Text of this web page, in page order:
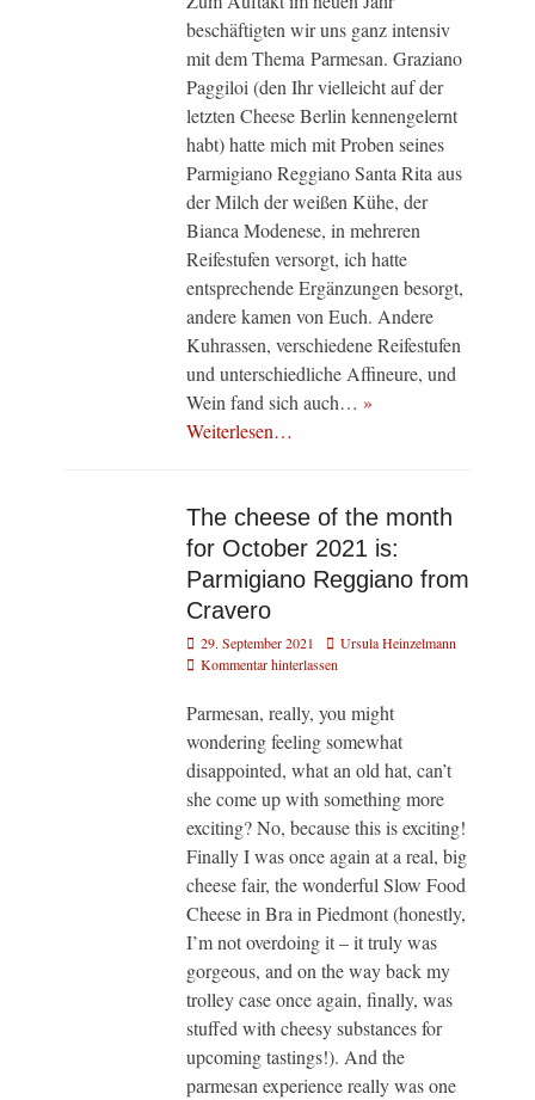
beschäftigten wir uns ganz intensiv
mit dem Thema Parmesan. Graziano
Paggiloi (den Ihr vielleicht auf der
letzten Cheese Berlin kennengelernt
habt) hatte mich mit Proben seines
Parmigiano Reggiano Santa Rita aus
der Milch der weißen Kühe, der
Bianca Modenese, in mehreren
Reifestufen versorgt, ich hatte
entsprechende Ergänzungen besorgt,
andere kamen von Euch. Andere
Kuhrassen, verschiedene Reifestufen
und unterschiedliche Affineure, und
Wein fand sich auch… »
Weiterlesen…
The cheese of the month
for October 2021 is:
Parmigiano Reggiano from
Cravero
Veröffentlicht
am
29. September 2021 AutorUrsula Heinzelmann
Kommentar hinterlassen
Parmesan, really, you might
wondering feeling somewhat
disappointed, what an old hat, can’t
she come up with something more
exciting? No, because this is exciting!
Finally I was once again at a real, big
cheese fair, the wonderful Slow Food
Cheese in Bra in Piedmont (honestly,
I’m not overdoing it – it truly was
gorgeous, and on the way back my
trolley case once again, finally, was
stuffed with cheesy substances for
upcoming tastings!). And the
parmesan experience really was one